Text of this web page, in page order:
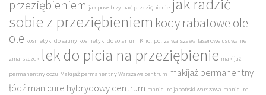
przeziębieniem jak powstrzymać przeziębienie jak radzić
sobie z przeziębieniem kody rabatowe ole
ole kosmetyki do sauny kosmetyki do solarium Kriolipoliza warszawa laserowe usuwanie
zmarszczek lek do picia na przeziębienie makijaż
permanentny oczu Makijaż permanentny Warszawa centrum makijaż permanentny
łódź manicure hybrydowy centrum manicure japoński warszawa manicure